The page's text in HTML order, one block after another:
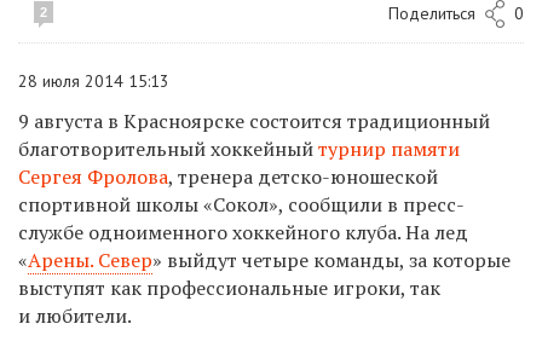
2 Поделиться 0
28 июля 2014 15:13
9 августа в Красноярске состоится традиционный
благотворительный хоккейныйтурнир памяти
Сергея Фролова, тренера детско-юношеской
спортивной школы «Сокол», сообщили в пресс-
службе одноименного хоккейного клуба. На лед
«Арены. Север» выйдут четыре команды, за которые
выступят как профессиональные игроки, так
и любители.